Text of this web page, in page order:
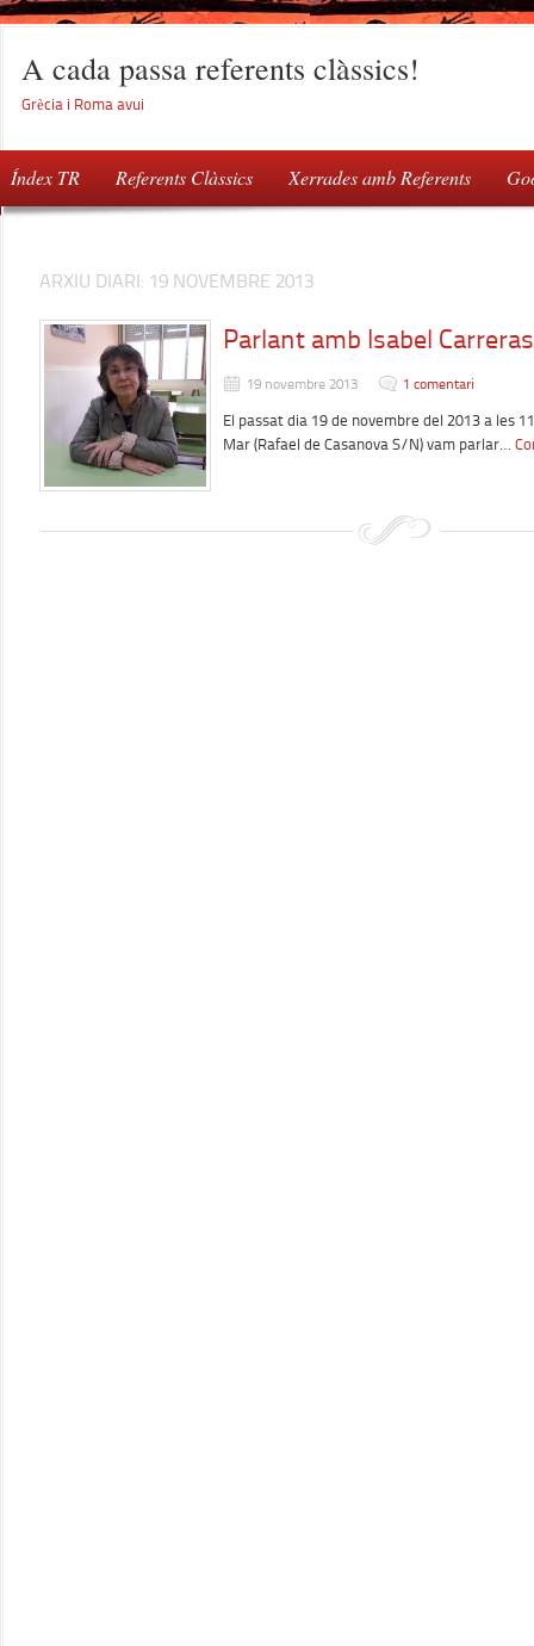
A cada passa referents clàssics!
Grècia i Roma avui
Índex TR Referents Clàssics Xerrades amb Referents
ARXIU DIARI: 19 NOVEMBRE 2013
Parlant amb Isabel Carreras
19 novembre 2013 1 comentari
El passat dia 19 de novembre del 2013 a les
Mar (Rafael de Casanova S/N) vam parlar…